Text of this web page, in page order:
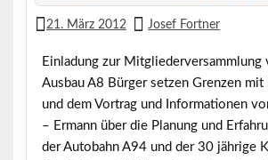
21. März 2012 Josef Fortner
Einladung zur Mitgliederversammlung
Ausbau A8 Bürger setzen Grenzen mit
und dem Vortrag und Informationen
– Ermann über die Planung und
der Autobahn A94 und der 30 jährige